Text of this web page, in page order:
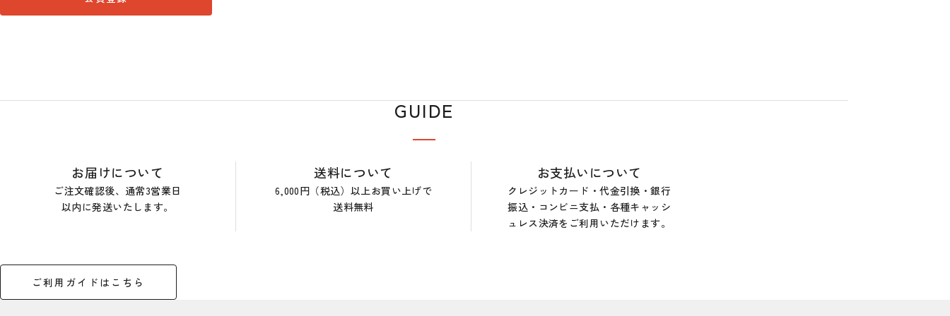
GUIDE
お届けについて
ご注文確認後、通常3営業日
以内に発送いたします。
送料について
6,000円（税込）以上お買い上げで
送料無料
お支払いについて
クレジットカード・代金引換・銀行
振込・コンビニ支払・各種キャッシ
ュレス決済をご利用いただけます。
ご利用ガイドはこちら